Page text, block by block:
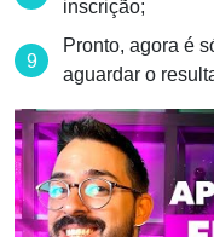
inscrição;
Pronto, agora é
aguardar o